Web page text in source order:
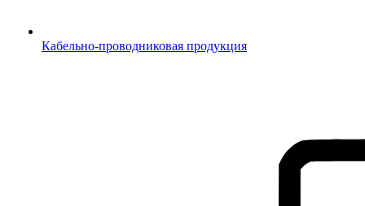
Кабельно-проводниковая продукция